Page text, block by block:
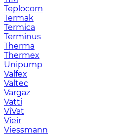
Teplocom
Termak
Termica
Terminus
Therma
Thermex
Unipump
Valfex
Valtec
Vargaz
Vatti
ViVat
Vieir
Viessmann